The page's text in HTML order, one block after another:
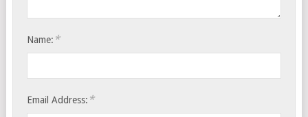
Name: *
Email Address: *